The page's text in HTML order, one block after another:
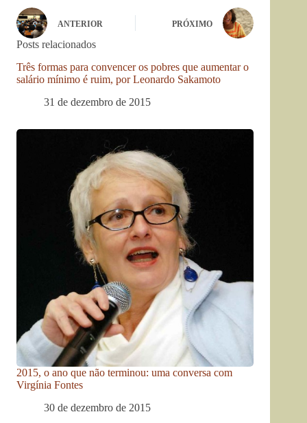
ANTERIOR PRÓXIMO
Posts relacionados
Três formas para convencer os pobres que aumentar o
salário mínimo é ruim, por Leonardo Sakamoto
31 de dezembro de 2015
2015, o ano que não terminou: uma conversa com
Virgínia Fontes
30 de dezembro de 2015